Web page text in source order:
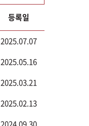
등록일
2025.07.07
2025.05.16
2025.03.21
2025.02.13